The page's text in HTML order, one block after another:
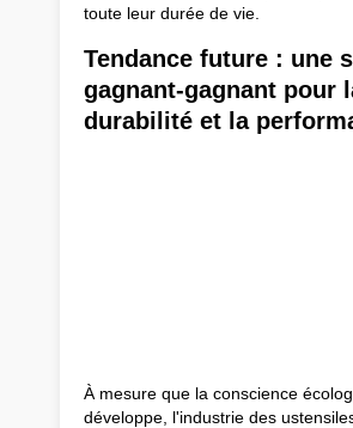
toute leur durée de vie.
Tendance future : une
gagnant-gagnant pour
durabilité et la
À mesure que la conscience
développe, l'industrie des